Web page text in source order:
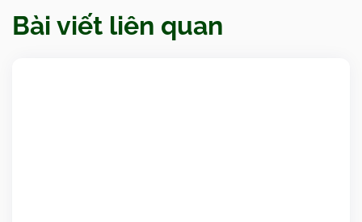
Bài viết liên quan